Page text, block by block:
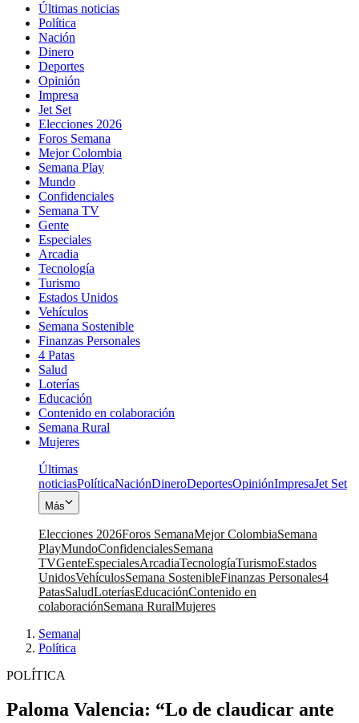
Últimas noticias
Política
Nación
Dinero
Deportes
Opinión
Impresa
Jet Set
Elecciones 2026
Foros Semana
Mejor Colombia
Semana Play
Mundo
Confidenciales
Semana TV
Gente
Especiales
Arcadia
Tecnología
Turismo
Estados Unidos
Vehículos
Semana Sostenible
Finanzas Personales
4 Patas
Salud
Loterías
Educación
Contenido en colaboración
Semana Rural
Mujeres
Últimas
noticiasPolíticaNaciónDineroDeportesOpiniónImpresaJet Set
Más
Elecciones 2026Foros SemanaMejor ColombiaSemana
PlayMundoConfidencialesSemana
TVGenteEspecialesArcadiaTecnologíaTurismoEstados
UnidosVehículosSemana SostenibleFinanzas Personales4
PatasSaludLoteríasEducaciónContenido en
colaboraciónSemana RuralMujeres
Semana|
Política
POLÍTICA
Paloma Valencia: “Lo de claudicar ante